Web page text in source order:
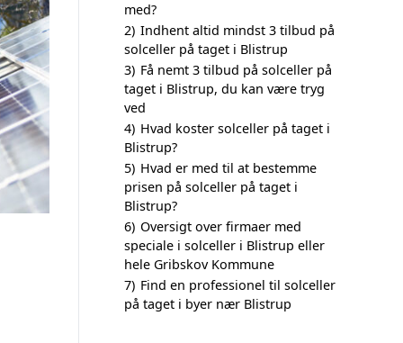
med?
2) Indhent altid mindst 3 tilbud på
solceller på taget i Blistrup
3) Få nemt 3 tilbud på solceller på
taget i Blistrup, du kan være tryg
ved
4) Hvad koster solceller på taget i
Blistrup?
5) Hvad er med til at bestemme
prisen på solceller på taget i
Blistrup?
6) Oversigt over firmaer med
speciale i solceller i Blistrup eller
hele Gribskov Kommune
7) Find en professionel til solceller
på taget i byer nær Blistrup